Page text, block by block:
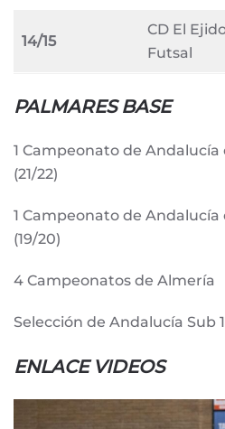
14/15
CD El
Futsal
PALMARES BASE
1 Campeonato de
(21/22)
1 Campeonato de Andalucía
(19/20)
4 Campeonatos de Almería
Selección de Andalucía Sub
ENLACE VIDEOS